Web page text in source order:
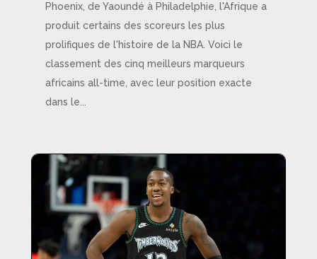
Phoenix, de Yaoundé à Philadelphie, l'Afrique a
produit certains des scoreurs les plus
prolifiques de l'histoire de la NBA. Voici le
classement des cinq meilleurs marqueurs
africains all-time, avec leur position exacte
dans le...